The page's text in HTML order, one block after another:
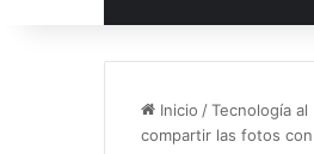
Inicio /Tecnología al
compartir las fotos